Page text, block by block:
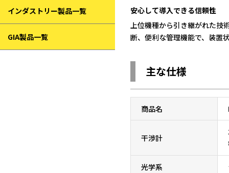
インダストリー製品一覧
GIA製品一覧
安心して導入できる信頼性
上位機種から引き継がれた技
断、便利な管理機能で、装置
主な仕様
商品名
干渉計
光学系